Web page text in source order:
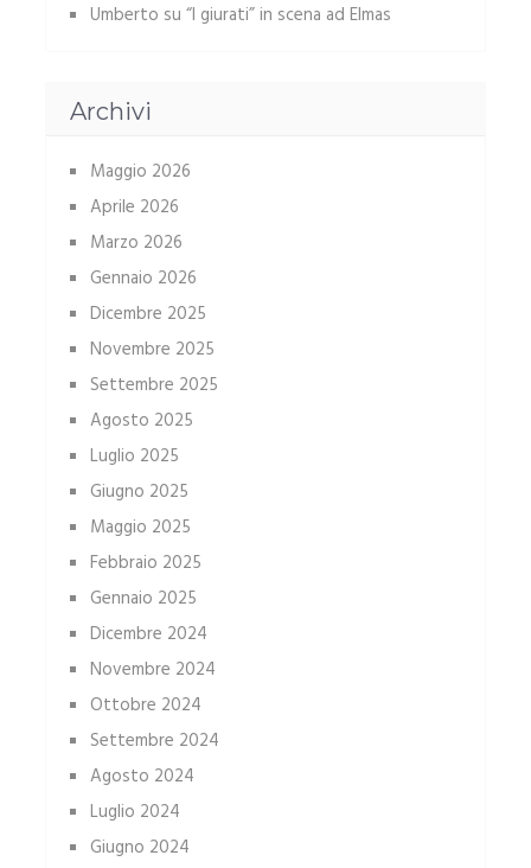
Umberto su “I giurati” in scena ad Elmas
Archivi
Maggio 2026
Aprile 2026
Marzo 2026
Gennaio 2026
Dicembre 2025
Novembre 2025
Settembre 2025
Agosto 2025
Luglio 2025
Giugno 2025
Maggio 2025
Febbraio 2025
Gennaio 2025
Dicembre 2024
Novembre 2024
Ottobre 2024
Settembre 2024
Agosto 2024
Luglio 2024
Giugno 2024